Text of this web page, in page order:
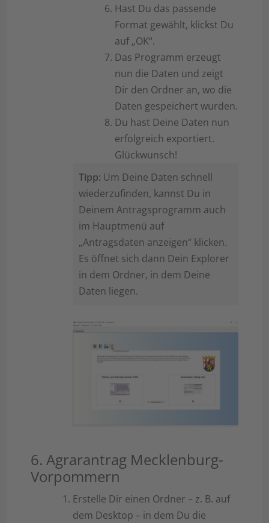
Hast Du das passende
Format gewählt, klickst Du
auf „OK“.
Das Programm erzeugt
nun die Daten und zeigt
Dir den Ordner an, wo die
Daten gespeichert wurden.
Du hast Deine Daten nun
erfolgreich exportiert.
Glückwunsch!
Tipp: Um Deine Daten schnell
wiederzufinden, kannst Du in
Deinem Antragsprogramm auch
im Hauptmenü auf
„Antragsdaten anzeigen“ klicken.
Es öffnet sich dann Dein Explorer
in dem Ordner, in dem Deine
Daten liegen.
6. Agrarantrag Mecklenburg-
Vorpommern
Erstelle Dir einen Ordner – z. B. auf
dem Desktop – in dem Du die